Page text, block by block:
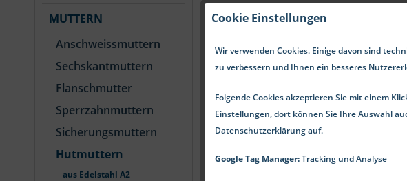
MUTTERN
Anschweissmuttern
Sechskantmuttern
Flanschmutter
Sperrzahnmuttern
Sicherungsmuttern
Hutmuttern
aus Edelstahl A2
Cookie Einstellungen
Wir verwenden Cookies. Einige davon sind
zu verbessern und Ihnen ein besseres
Folgende Cookies akzeptieren Sie mit einem
Einstellungen, dort können Sie Ihre Auswahl
Datenschutzerklärung auf.
Google Tag Manager:Tracking und Analyse